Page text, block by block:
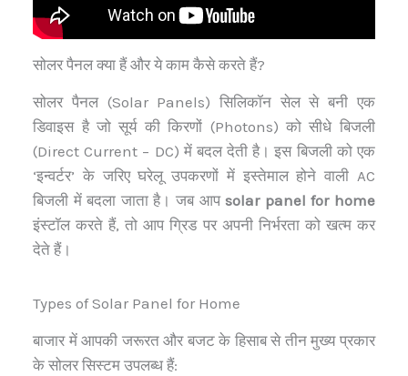
सोलर पैनल क्या हैं और ये काम कैसे करते हैं?
सोलर पैनल (Solar Panels) सिलिकॉन सेल से बनी एक
डिवाइस है जो सूर्य की किरणों (Photons) को सीधे बिजली
(Direct Current – DC) में बदल देती है। इस बिजली को एक
‘इन्वर्टर’ के जरिए घरेलू उपकरणों में इस्तेमाल होने वाली AC
बिजली में बदला जाता है। जब आपsolar panel for home
इंस्टॉल करते हैं, तो आप ग्रिड पर अपनी निर्भरता को खत्म कर
देते हैं।
Types of Solar Panel for Home
बाजार में आपकी जरूरत और बजट के हिसाब से तीन मुख्य प्रकार
के सोलर सिस्टम उपलब्ध हैं: